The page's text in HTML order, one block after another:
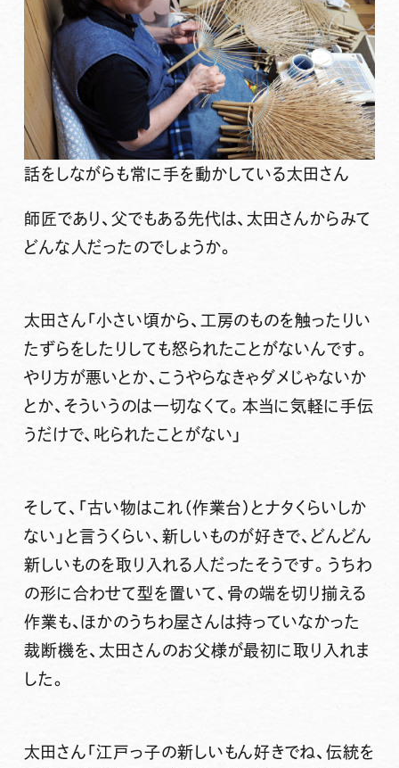
話をしながらも常に手を動かしている太田さん
師匠であり、父でもある先代は、太田さんからみて
どんな人だったのでしょうか。
太田さん 「小さい頃から、工房のものを触ったりい
たずらをしたりしても怒られたことがないんです。
やり方が悪いとか、こうやらなきゃダメじゃないか
とか、そういうのは一切なくて。本当に気軽に手伝
うだけで、叱られたことがない」
そして、「古い物はこれ（作業台）とナタくらいしか
ない」と言うくらい、新しいものが好きで、どんどん
新しいものを取り入れる人だったそうです。うちわ
の形に合わせて型を置いて、骨の端を切り揃える
作業も、ほかのうちわ屋さんは持っていなかった
裁断機を、太田さんのお父様が最初に取り入れま
した。
太田さん 「江戸っ子の新しいもん好きでね、伝統を